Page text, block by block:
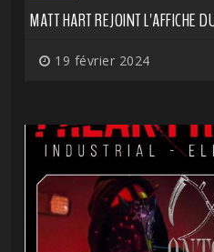
MATT HART REJOINT L'AFFICHE
19 février 2024